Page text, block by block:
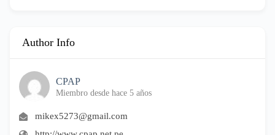
Author Info
CPAP
Miembro desde hace 5 años
mikex5273@gmail.com